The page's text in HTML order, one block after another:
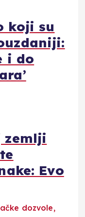
koji su
i do
zemlji
Evo